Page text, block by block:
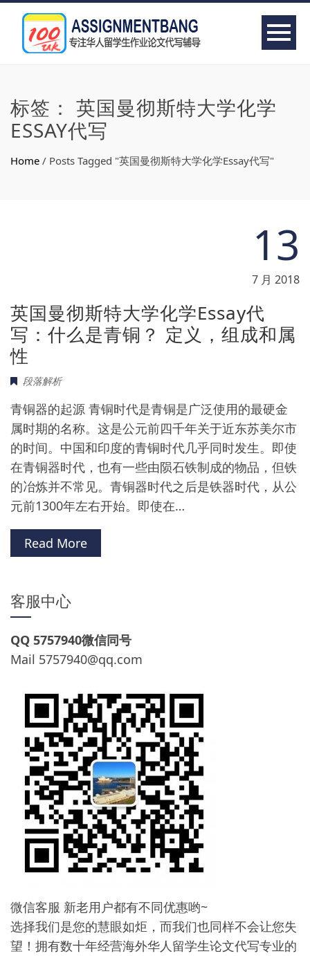
标签： 英国曼彻斯特大学化学
ESSAY代写
Home / Posts Tagged "英国曼彻斯特大学化学Essay代写"
13
7 月 2018
英国曼彻斯特大学化学Essay代
写：什么是青铜？ 定义，组成和属
性
段落解析
青铜器的起源 青铜时代是青铜是广泛使用的最硬金
属时期的名称。这是公元前四千年关于近东苏美尔市
的时间。中国和印度的青铜时代几乎同时发生。即使
在青铜器时代，也有一些由陨石铁制成的物品，但铁
的冶炼并不常见。青铜器时代之后是铁器时代，从公
元前1300年左右开始。即使在…
Read More
客服中心
QQ 5757940微信同号
Mail 5757940@qq.com
微信客服 新老用户都有不同优惠哟~
选择我们是您的慧眼如炬，而我们也同样不会让您失
望！拥有数十年经营海外华人留学生论文代写专业的